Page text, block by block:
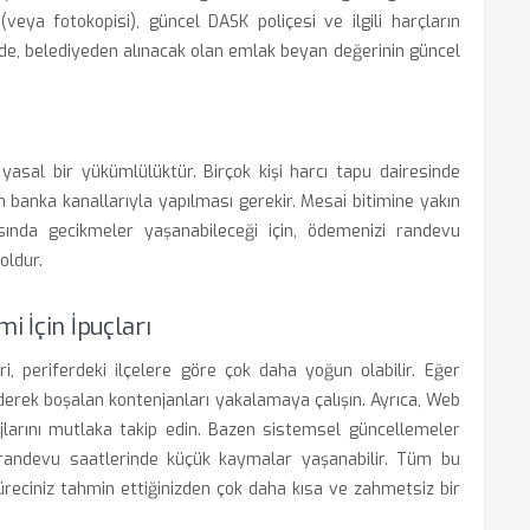
fotokopisi), güncel DASK poliçesi ve ilgili harçların
belediyeden alınacak olan emlak beyan değerinin güncel
bir yükümlülüktür. Birçok kişi harcı tapu dairesinde
kanallarıyla yapılması gerekir. Mesai bitimine yakın
gecikmeler yaşanabileceği için, ödemenizi randevu
İçin İpuçları
periferdeki ilçelere göre çok daha yoğun olabilir. Eğer
boşalan kontenjanları yakalamaya çalışın. Ayrıca, Web
mutlaka takip edin. Bazen sistemsel güncellemeler
saatlerinde küçük kaymalar yaşanabilir. Tüm bu
tahmin ettiğinizden çok daha kısa ve zahmetsiz bir